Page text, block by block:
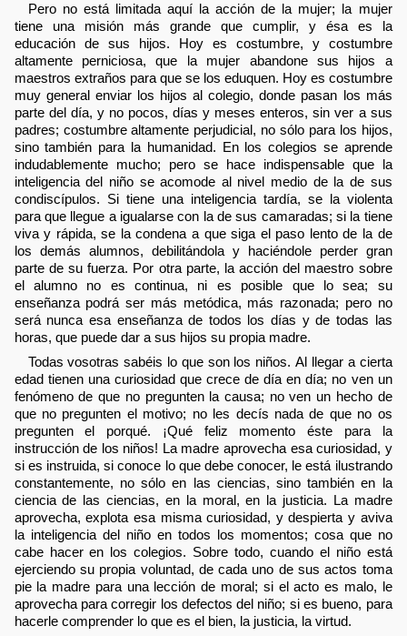
Pero no está limitada aquí la acción de la mujer; la mujer
tiene una misión más grande que cumplir, y ésa es la
educación de sus hijos. Hoy es costumbre, y costumbre
altamente perniciosa, que la mujer abandone sus hijos a
maestros extraños para que se los eduquen. Hoy es costumbre
muy general enviar los hijos al colegio, donde pasan los más
parte del día, y no pocos, días y meses enteros, sin ver a sus
padres; costumbre altamente perjudicial, no sólo para los hijos,
sino también para la humanidad. En los colegios se aprende
indudablemente mucho; pero se hace indispensable que la
inteligencia del niño se acomode al nivel medio de la de sus
condiscípulos. Si tiene una inteligencia tardía, se la violenta
para que llegue a igualarse con la de sus camaradas; si la tiene
viva y rápida, se la condena a que siga el paso lento de la de
los demás alumnos, debilitándola y haciéndole perder gran
parte de su fuerza. Por otra parte, la acción del maestro sobre
el alumno no es continua, ni es posible que lo sea; su
enseñanza podrá ser más metódica, más razonada; pero no
será nunca esa enseñanza de todos los días y de todas las
horas, que puede dar a sus hijos su propia madre.
Todas vosotras sabéis lo que son los niños. Al llegar a cierta
edad tienen una curiosidad que crece de día en día; no ven un
fenómeno de que no pregunten la causa; no ven un hecho de
que no pregunten el motivo; no les decís nada de que no os
pregunten el porqué. ¡Qué feliz momento éste para la
instrucción de los niños! La madre aprovecha esa curiosidad, y
si es instruida, si conoce lo que debe conocer, le está ilustrando
constantemente, no sólo en las ciencias, sino también en la
ciencia de las ciencias, en la moral, en la justicia. La madre
aprovecha, explota esa misma curiosidad, y despierta y aviva
la inteligencia del niño en todos los momentos; cosa que no
cabe hacer en los colegios. Sobre todo, cuando el niño está
ejerciendo su propia voluntad, de cada uno de sus actos toma
pie la madre para una lección de moral; si el acto es malo, le
aprovecha para corregir los defectos del niño; si es bueno, para
hacerle comprender lo que es el bien, la justicia, la virtud.